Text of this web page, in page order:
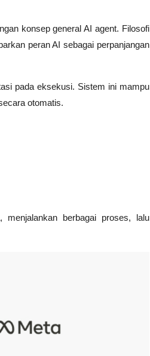
konsep general AI agent. Filosofi
peran AI sebagai perpanjangan
pada eksekusi. Sistem ini mampu
otomatis.
berbagai proses, lalu